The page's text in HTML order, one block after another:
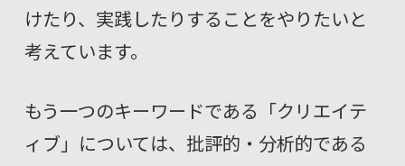
けたり、実践したりすることをやりたいと
考えています。
もう一つのキーワードである「クリエイテ
ィブ」については、批評的・分析的である